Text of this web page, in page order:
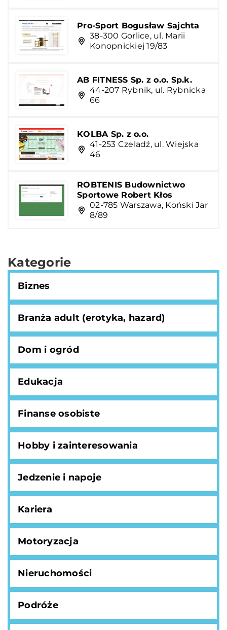
Pro-Sport Bogusław Sajchta
38-300 Gorlice, ul. Marii
Konopnickiej 19/83
AB FITNESS Sp. z o.o. Sp.k.
44-207 Rybnik, ul. Rybnicka
66
KOLBA Sp. z o.o.
41-253 Czeladź, ul. Wiejska
46
ROBTENIS Budownictwo
Sportowe Robert Kłos
02-785 Warszawa, Koński Jar
8/89
Kategorie
Biznes
Branża adult (erotyka, hazard)
Dom i ogród
Edukacja
Finanse osobiste
Hobby i zainteresowania
Jedzenie i napoje
Kariera
Motoryzacja
Nieruchomości
Podróże